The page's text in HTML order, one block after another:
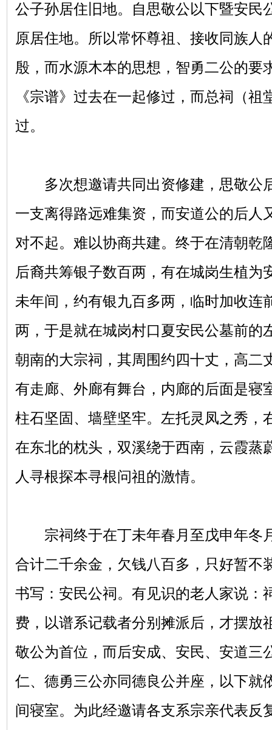
公子孙居住旧地。自思敬公以下暨安民
原居住地。所以常怀尊祖、接收同族人
殷，而水源木本的思想，智勇二公的要
《宗谱》过去在一起修过，而总祠（
过。
多次想邀请共同出资修建，思敬公
一支离得路远难集资，而安道公的后人
对不起。难以协商共建。终于在清朝乾
后裔共筹银子数百两，有在城岗生植为
未年间，约有银九百多两，临时加收连
两，于是就在城岗村口夏安民公墓前的
朝南的大宗祠，其周围约四十丈，高二
有走廊、外廊有舞台，内廊的后面是寝
柱石坚固、墙壁坚牢。左托灵凤之秀，
在东北的枕头，双溪绕于西南，云霞蒸
人寻根探本寻根问祖的激情。
宗祠终于在丁未年春月至戊申年冬
合计二千余金，欠钱八百多，只好暂不
书写：安民公祠。有见识的老人家说：
费，以谱系记载者分别摊派后，才摆放
敬公为首位，而后安成、安民、安道三
仁、德勇三公亦同德良公并座，以下就
间寝室。为此经邀请各支系宗亲代表反